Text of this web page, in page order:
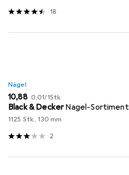
18
Nägel
EUR
10,88 EUR
0,01/1Stk.
Black & DeckerNagel-Sortiment
1125 Stk., 130 mm
2